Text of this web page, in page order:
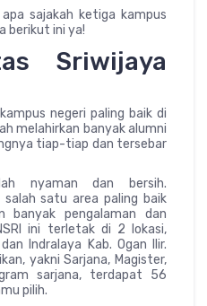
sajakah ketiga kampus
berikut ini ya!
Sriwijaya
negeri paling baik di
melahirkan banyak alumni
tiap-tiap dan tersebar
nyaman dan bersih.
satu area paling baik
banyak pengalaman dan
ini terletak di 2 lokasi,
Indralaya Kab. Ogan Ilir.
yakni Sarjana, Magister,
sarjana, terdapat 56
pilih.